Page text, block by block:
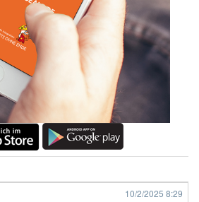
10/2/2025 8:29